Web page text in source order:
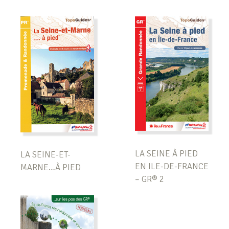
LA SEINE-ET-
MARNE…À PIED
LA SEINE À PIED
EN ILE-DE-FRANCE
– GR® 2